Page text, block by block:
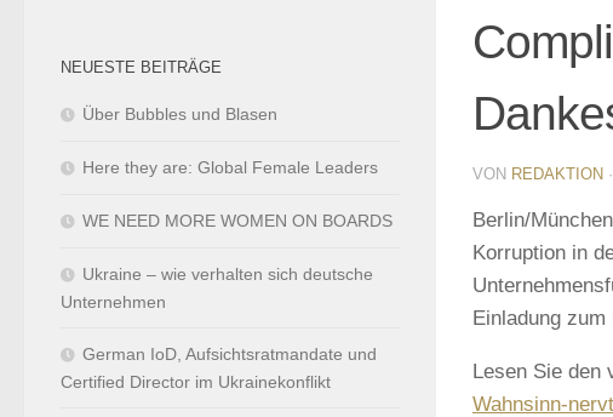
VON REDAKTION ·
Berlin/
Korruption in
Einladung zum
Lesen Sie den
Wahnsinn-
NEUESTE BEITRÄGE
Über Bubbles und Blasen
Here they are: Global Female Leaders
WE NEED MORE WOMEN ON BOARDS
Ukraine – wie verhalten sich deutsche
Unternehmen
German IoD, Aufsichtsratmandate und
Certified Director im Ukrainekonflikt